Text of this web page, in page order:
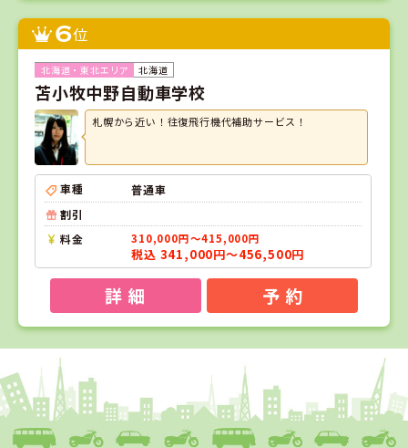
6位
北海道
苫小牧中野自動車学校
札幌から近い！往復飛行機代補助サービス！
車種
普通車
割引
料金
310,000円～415,000円
税込 341,000円～456,500円
詳 細 予 約
1
福島県
タイヘイドライバーズスクール